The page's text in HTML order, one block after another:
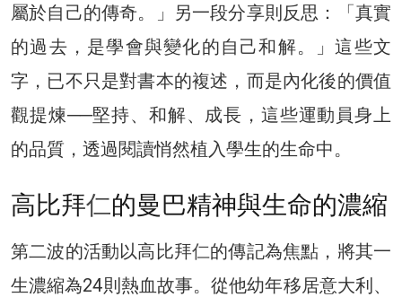
屬於自己的傳奇。」另一段分享則反思：「真實
的過去，是學會與變化的自己和解。」這些文
字，已不只是對書本的複述，而是內化後的價值
觀提煉──堅持、和解、成長，這些運動員身上
的品質，透過閱讀悄然植入學生的生命中。
高比拜仁的曼巴精神與生命的濃縮
第二波的活動以高比拜仁的傳記為焦點，將其一
生濃縮為24則熱血故事。從他幼年移居意大利、